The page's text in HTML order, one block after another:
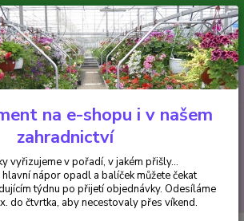
pro odeslání z e-shopu je 300 Kč.
objednávek opadl a balíček můžete čekat
týdnu po přijetí objednávky. Objednávky
v pořadí, v jakém přišly...
CZK
Hledat
0ks
za0 Kč
na e-shopu i v našem
zahradnictví
vyřizujeme v pořadí, v jakém přišly...
nápor opadl a balíček můžete čekat
týdnu po přijetí objednávky. Odesíláme
do čtvrtka, aby necestovaly přes víkend.